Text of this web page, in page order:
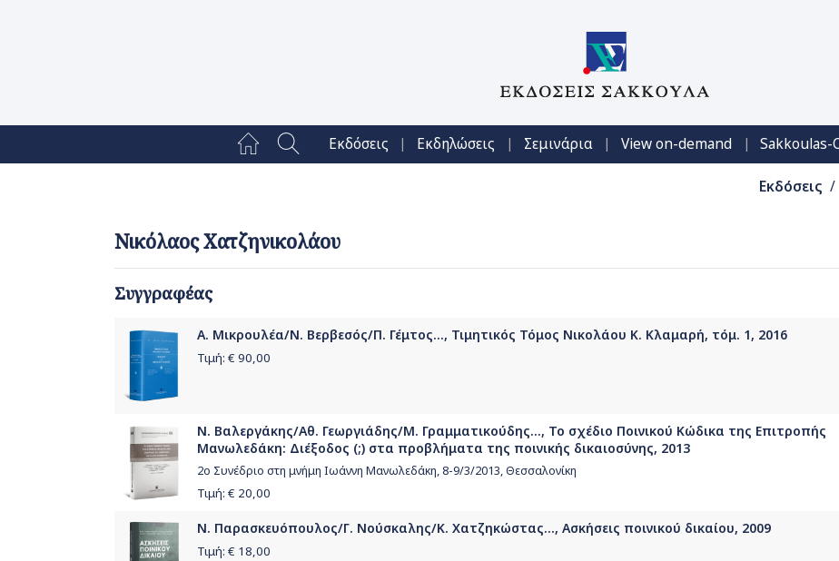
Εκδόσεις | Εκδηλώσεις | Σεμινάρια | View on-demand | Sakkoulas-
Εκδόσεις /
Νικόλαος Χατζηνικολάου
Συγγραφέας
Α. Μικρουλέα/Ν. Βερβεσός/Π. Γέμτος..., Τιμητικός Τόμος Νικολάου Κ. Κλαμαρή, τόμ. 1, 2016
Τιμή: € 90,00
Ν. Βαλεργάκης/Αθ. Γεωργιάδης/Μ. Γραμματικούδης..., Το σχέδιο Ποινικού Κώδικα της Επιτροπής
Μανωλεδάκη: Διέξοδος (;) στα προβλήματα της ποινικής δικαιοσύνης, 2013
2ο Συνέδριο στη μνήμη Ιωάννη Μανωλεδάκη, 8-9/3/2013, Θεσσαλονίκη
Τιμή: € 20,00
Ν. Παρασκευόπουλος/Γ. Νούσκαλης/Κ. Χατζηκώστας..., Ασκήσεις ποινικού δικαίου, 2009
Τιμή: € 18,00